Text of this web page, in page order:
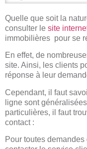
Quelle que soit la
consulter le site
immobilières pour se
En effet, de
site. Ainsi, les clients
réponse à leur
Cependant, il faut
ligne sont
particulières, il faut
contact :
Pour toutes